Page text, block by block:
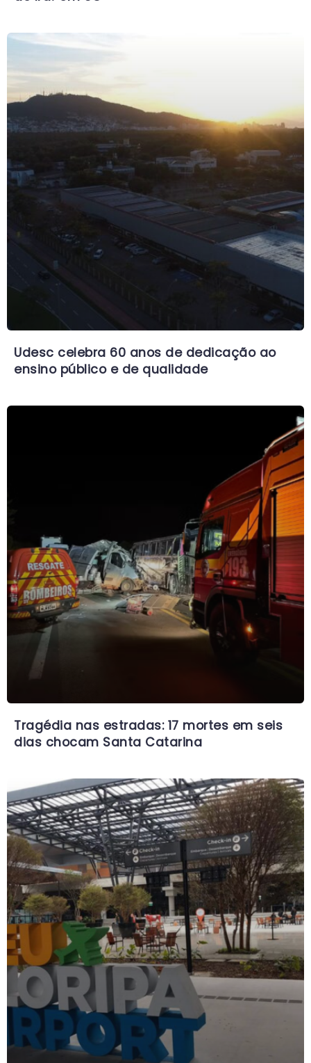
Udesc celebra 60 anos de dedicação ao
ensino público e de qualidade
Tragédia nas estradas: 17 mortes em seis
dias chocam Santa Catarina